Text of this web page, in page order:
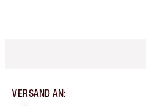
VERSAND AN: